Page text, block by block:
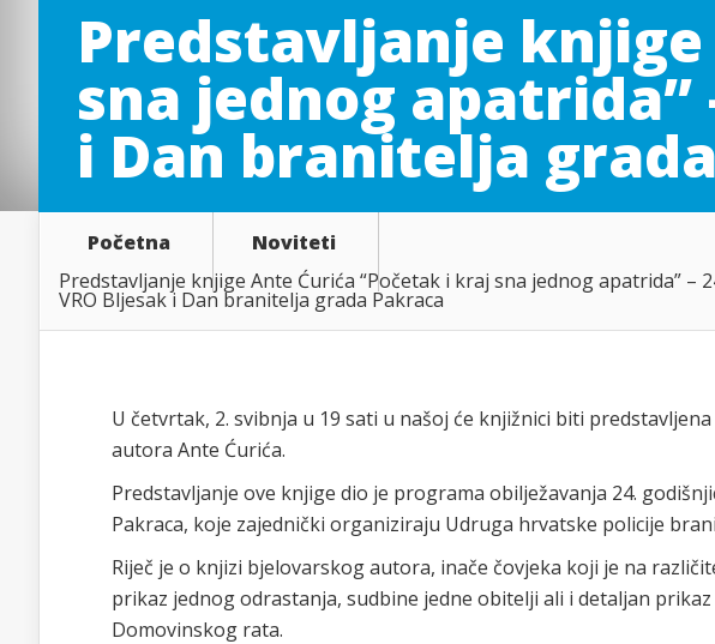
Predstavljanje
sna jednog apatrida”
i Dan branitelja
Početna
Noviteti
Predstavljanje knjige Ante Ćurića “Početak i kraj sna jednog apatrida” –
VRO Bljesak i Dan branitelja grada Pakraca
U četvrtak, 2. svibnja u 19 sati u našoj će knjižnici biti
autora Ante Ćurića.
Predstavljanje ove knjige dio je programa obilježavanja 24.
Pakraca, koje zajednički organiziraju Udruga hrvatske policije
Riječ je o knjizi bjelovarskog autora, inače čovjeka koji je na
prikaz jednog odrastanja, sudbine jedne obitelji ali i detaljan
Domovinskog rata.